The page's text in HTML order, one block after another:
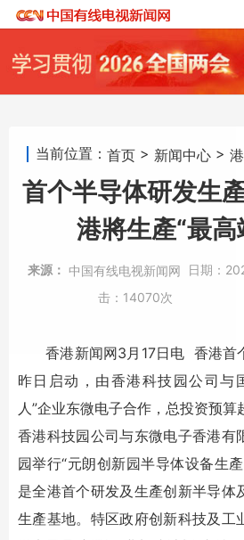
当前位置： 首页 > 新闻中心 >
首个半导体研发生
港將生產“最高
来源： 中国有线电视新闻网 日期：
击： 14070次
香港新闻网3月17日电 香港首
昨日启动，由香港科技园公司与
人”企业东微电子合作，总投资预算
香港科技园公司与东微电子香港有
园举行“元朗创新园半导体设备生
是全港首个研发及生產创新半导体
生產基地。特区政府创新科技及工